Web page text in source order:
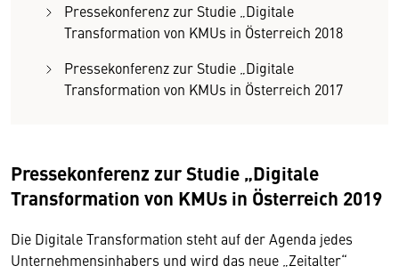
Pressekonferenz zur Studie „Digitale
Transformation von KMUs in Österreich 2018
Pressekonferenz zur Studie „Digitale
Transformation von KMUs in Österreich 2017
Pressekonferenz zur Studie „Digitale
Transformation von KMUs in Österreich 2019
Die Digitale Transformation steht auf der Agenda jedes
Unternehmensinhabers und wird das neue „Zeitalter“